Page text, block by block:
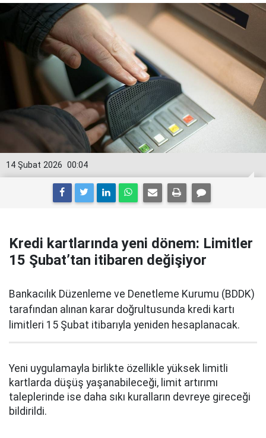
00:04
14 Şubat 2026
Kredi kartlarında yeni dönem: Limitler
15 Şubat’tan itibaren değişiyor
Bankacılık Düzenleme ve Denetleme Kurumu (BDDK)
tarafından alınan karar doğrultusunda kredi kartı
limitleri 15 Şubat itibarıyla yeniden hesaplanacak.
Yeni uygulamayla birlikte özellikle yüksek limitli
kartlarda düşüş yaşanabileceği, limit artırımı
taleplerinde ise daha sıkı kuralların devreye gireceği
bildirildi.